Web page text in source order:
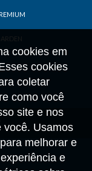
cookies em
cookies
coletar
como você
site e nos
você. Usamos
melhorar e
e